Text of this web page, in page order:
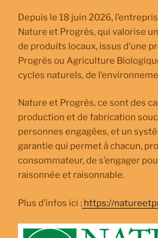
Depuis le 18 juin 2026,
Nature et Progrès, qui valorise
de produits locaux, issus d’une
Progrès ou Agriculture
cycles naturels, de
Nature et Progrès, ce sont des
production et de fabrication
personnes engagées, et un
garantie qui permet à chacun,
consommateur, de s’engager
raisonnée et raisonnable.
Plus d’infos ici : https://